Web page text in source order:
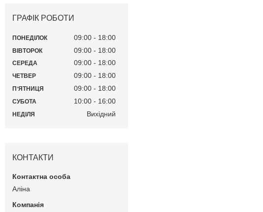
ГРАФІК РОБОТИ
ПОНЕДІЛОК 09:00 18:00
ВІВТОРОК 09:00 18:00
СЕРЕДА 09:00 18:00
ЧЕТВЕР 09:00 18:00
ПʼЯТНИЦЯ 09:00 18:00
СУБОТА 10:00 16:00
НЕДІЛЯ Вихідний
КОНТАКТИ
Аліна